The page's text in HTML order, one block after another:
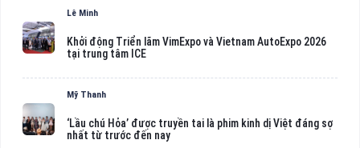
Lê Minh
Khởi động Triển lãm VimExpo và Vietnam AutoExpo 2026
tại trung tâm ICE
Mỹ Thanh
‘Lầu chú Hỏa’ được truyền tai là phim kinh dị Việt đáng sợ
nhất từ trước đến nay